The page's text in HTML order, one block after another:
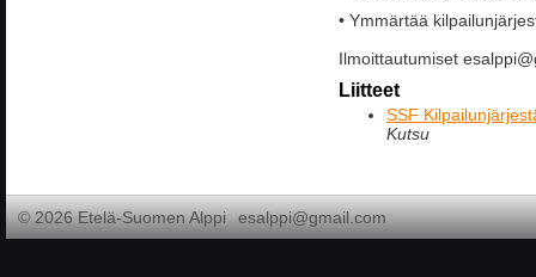
• Ymmärtää
Ilmoittautumiset
Liitteet
SSF
Kutsu
©2026 Etelä-Suomen Alppi esalppi@gmail.com